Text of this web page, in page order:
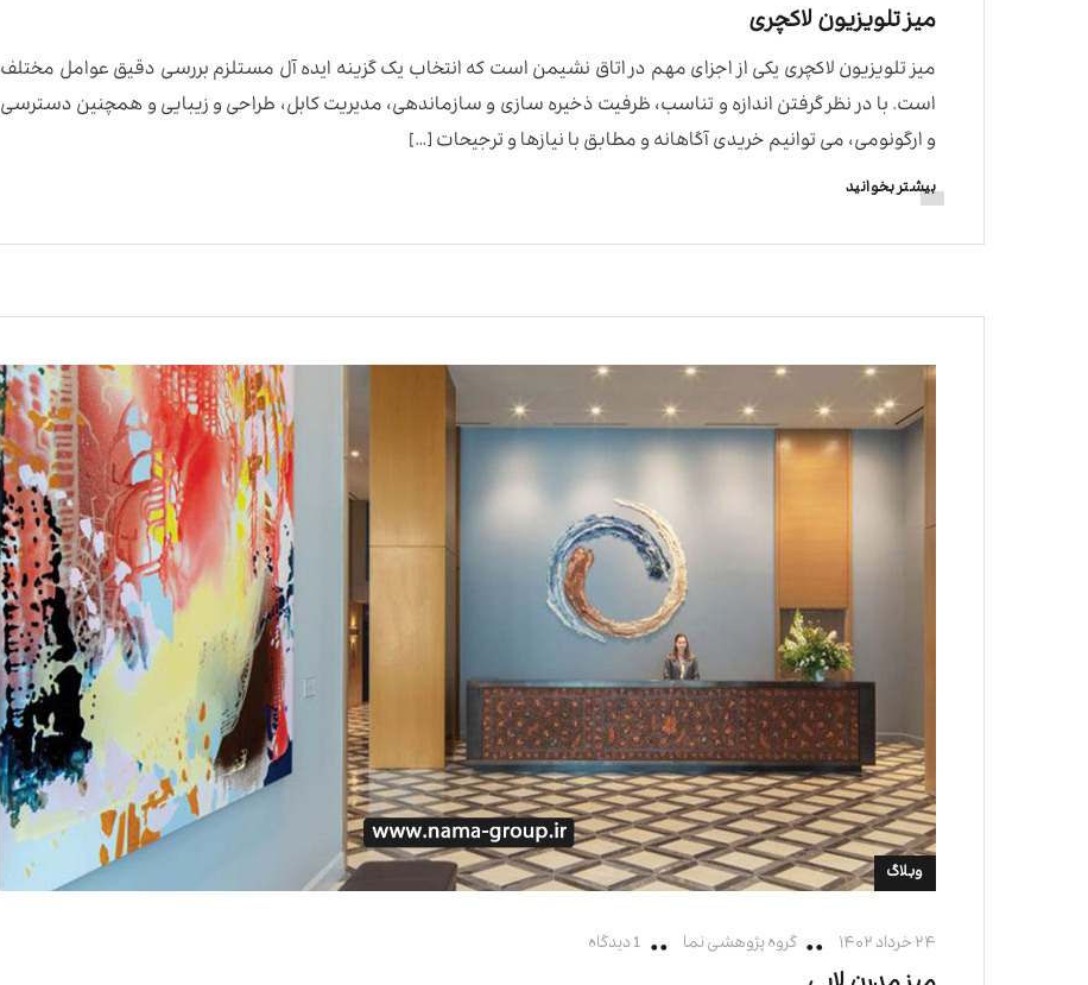
میز تلویزیون لاکچری
میز تلویزیون لاکچری یکی از اجزای مهم در اتاق نشیمن است که انتخاب یک گزینه ایده آل مستلزم بررسی دقیق عوامل مختلف
است. با در نظر گرفتن اندازه و تناسب، ظرفیت ذخیره سازی و سازماندهی، مدیریت کابل، طراحی و زیبایی و همچنین دسترسی
و ارگونومی، می توانیم خریدی آگاهانه و مطابق با نیازها و ترجیحات […]
بیشتر بخوانید
وبلاگ
۲۴ خرداد ۱۴۰۲ گروه پژوهشی نما 1 دیدگاه